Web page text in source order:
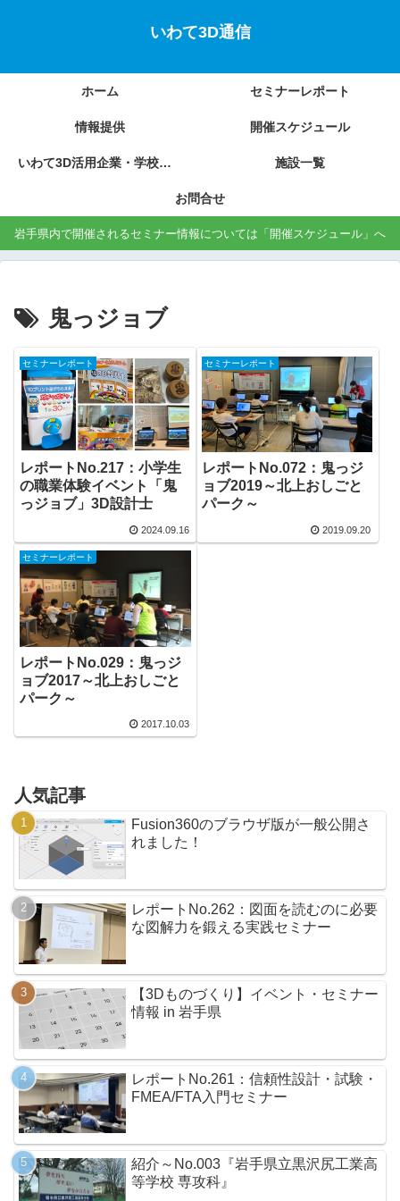
いわて3D通信
ホーム セミナーレポート
情報提供 開催スケジュール
いわて3D活用企業・学校の紹介 施設一覧
お問合せ
岩手県内で開催されるセミナー情報については「開催スケジュール」へ
鬼っジョブ
セミナーレポート
レポートNo.217：小学生
の職業体験イベント「鬼
っジョブ」3D設計士
2024.09.16
セミナーレポート
レポートNo.072：鬼っジ
ョブ2019～北上おしごと
パーク～
2019.09.20
セミナーレポート
レポートNo.029：鬼っジ
ョブ2017～北上おしごと
パーク～
2017.10.03
人気記事
Fusion360のブラウザ版が一般公開さ
れました！
レポートNo.262：図面を読むのに必要
な図解力を鍛える実践セミナー
【3Dものづくり】イベント・セミナー
情報 in 岩手県
レポートNo.261：信頼性設計・試験・
FMEA/FTA入門セミナー
紹介～No.003『岩手県立黒沢尻工業高
等学校 専攻科』